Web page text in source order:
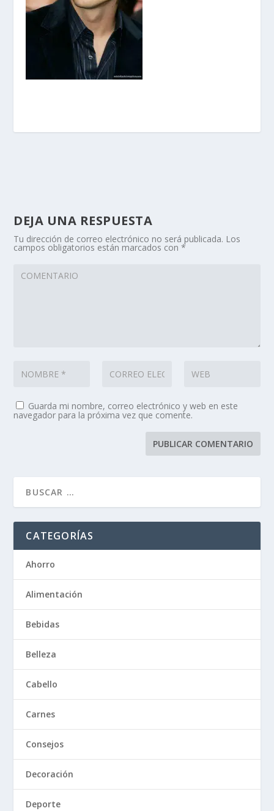
DEJA UNA RESPUESTA
Tu dirección de correo electrónico no será publicada. Los
campos obligatorios están marcados con*
Guarda mi nombre, correo electrónico y web en este
navegador para la próxima vez que comente.
CATEGORÍAS
Ahorro
Alimentación
Bebidas
Belleza
Cabello
Carnes
Consejos
Decoración
Deporte